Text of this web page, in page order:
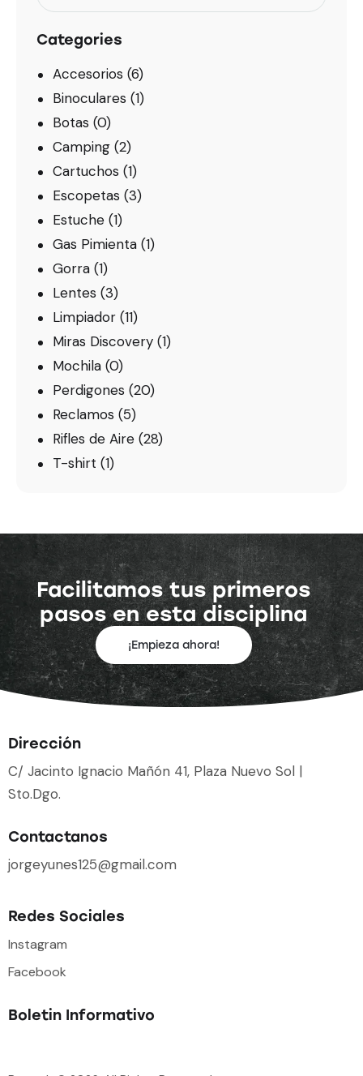
Categories
Accesorios (6)
Binoculares (1)
Botas (0)
Camping (2)
Cartuchos (1)
Escopetas (3)
Estuche (1)
Gas Pimienta (1)
Gorra (1)
Lentes (3)
Limpiador (11)
Miras Discovery (1)
Mochila (0)
Perdigones (20)
Reclamos (5)
Rifles de Aire (28)
T-shirt (1)
Facilitamos tus primeros
pasos en esta disciplina
¡Empieza ahora!
Dirección
C/ Jacinto Ignacio Mañón 41, Plaza Nuevo Sol |
Sto.Dgo.
Contactanos
jorgeyunes125@gmail.com
Redes Sociales
Instagram
Facebook
Boletin Informativo